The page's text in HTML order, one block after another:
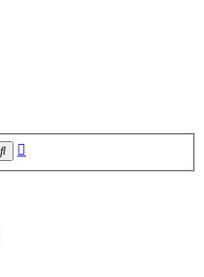
Søg